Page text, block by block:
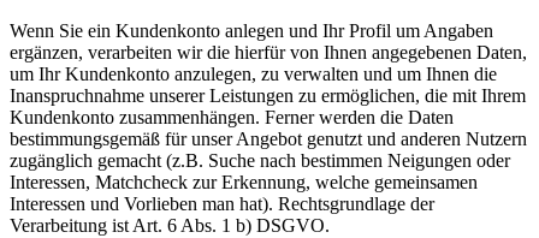
Wenn Sie ein Kundenkonto anlegen und Ihr Profil um Angaben
ergänzen, verarbeiten wir die hierfür von Ihnen angegebenen Daten,
um Ihr Kundenkonto anzulegen, zu verwalten und um Ihnen die
Inanspruchnahme unserer Leistungen zu ermöglichen, die mit Ihrem
Kundenkonto zusammenhängen. Ferner werden die Daten
bestimmungsgemäß für unser Angebot genutzt und anderen Nutzern
zugänglich gemacht (z.B. Suche nach bestimmen Neigungen oder
Interessen, Matchcheck zur Erkennung, welche gemeinsamen
Interessen und Vorlieben man hat). Rechtsgrundlage der
Verarbeitung ist Art. 6 Abs. 1 b) DSGVO.